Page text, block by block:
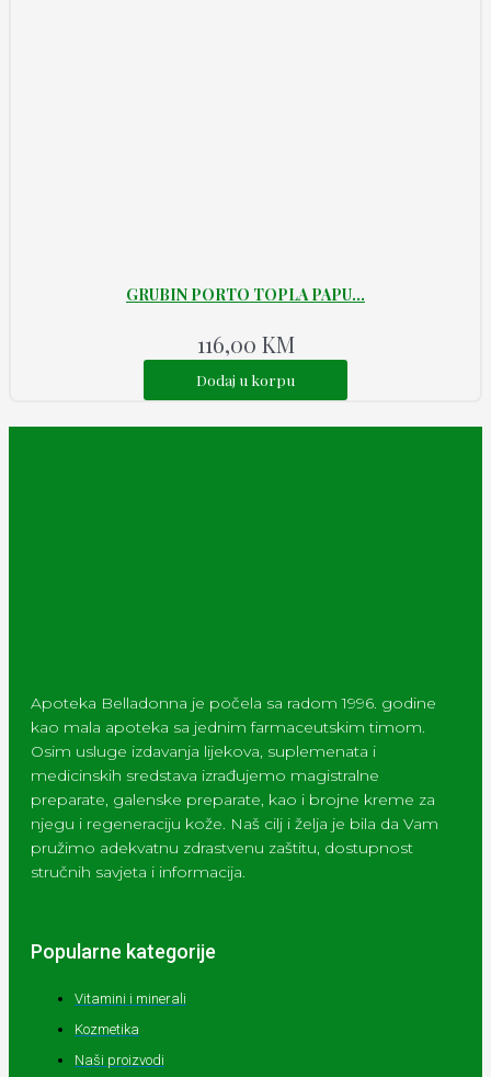
GRUBIN PORTO TOPLA PAPU...
116,00 KM
Dodaj u korpu
Apoteka Belladonna je počela sa radom 1996. godine
kao mala apoteka sa jednim farmaceutskim timom.
Osim usluge izdavanja lijekova, suplemenata i
medicinskih sredstava izrađujemo magistralne
preparate, galenske preparate, kao i brojne kreme za
njegu i regeneraciju kože. Naš cilj i želja je bila da Vam
pružimo adekvatnu zdrastvenu zaštitu, dostupnost
stručnih savjeta i informacija.
Popularne kategorije
Vitamini i minerali
Kozmetika
Naši proizvodi